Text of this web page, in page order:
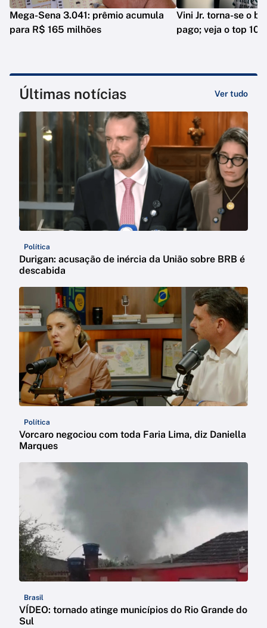
Mega-Sena 3.041: prêmio acumula
para R$ 165 milhões
Vini Jr. torna-se o
pago; veja o top 10
Últimas notícias Ver tudo
Política
Durigan: acusação de inércia da União sobre BRB é
descabida
Política
Vorcaro negociou com toda Faria Lima, diz Daniella
Marques
Brasil
VÍDEO: tornado atinge municípios do Rio Grande do
Sul